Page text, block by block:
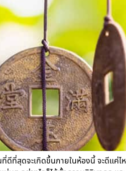
ที่สุดจะเกิดขึ้นภายในห้องนี้ จะดีแค่